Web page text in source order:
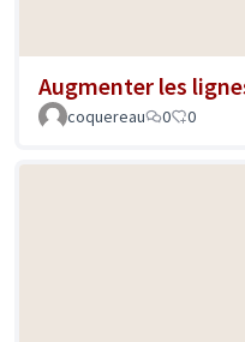
Augmenter les
coquereau
0 0